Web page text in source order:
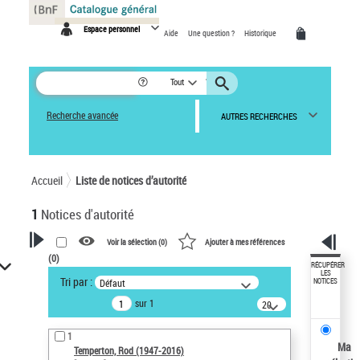
Espace personnel Aide Une question ? Historique
Tout
Recherche avancée AUTRES RECHERCHES
Accueil Liste de notices d’autorité
1 Notices d'autorité
VOTRE RECHERCHE
Recherche avancée dans les
notices d’autorité
Œuvres liées à l'auteur :
Temperton, Rod (1947-2016)
Voir la sélection (0) Ajouter à mes références
(0)
Tri par : Défaut
sur 1
20
résultats/page
1
Temperton, Rod (1947-2016)
RÉCUPÉRER
LES
NOTICES
Ma
Panneau de gestion des cookies